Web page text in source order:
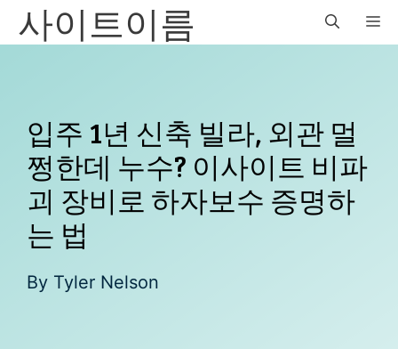
Skip사이트이름
입주 1년 신축 빌라, 외관 멀
쩡한데 누수? 이사이트 비파
괴 장비로 하자보수 증명하
는 법
By Tyler Nelson